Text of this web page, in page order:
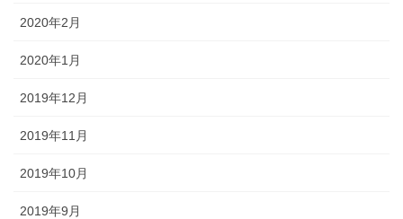
2020年2月
2020年1月
2019年12月
2019年11月
2019年10月
2019年9月